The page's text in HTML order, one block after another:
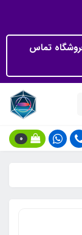
تماس
0